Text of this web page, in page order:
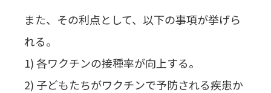
また、その利点として、以下の事項が挙げら
れる。
1) 各ワクチンの接種率が向上する。
2) 子どもたちがワクチンで予防される疾患か